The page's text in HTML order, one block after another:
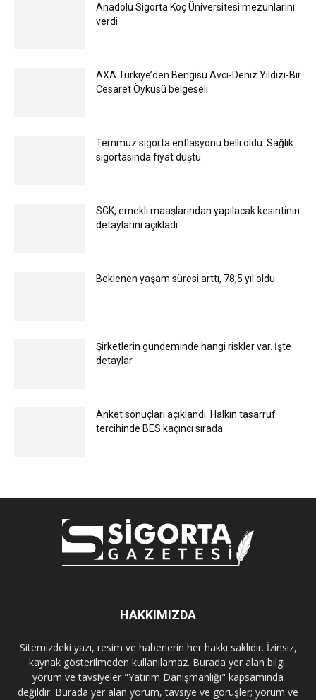
Anadolu Sigorta Koç Üniversitesi mezunlarını
verdi
AXA Türkiye’den Bengisu Avcı-Deniz Yıldızı-Bir
Cesaret Öyküsü belgeseli
Temmuz sigorta enflasyonu belli oldu: Sağlık
sigortasında fiyat düştü
SGK, emekli maaşlarından yapılacak kesintinin
detaylarını açıkladı
Beklenen yaşam süresi arttı, 78,5 yıl oldu
Şirketlerin gündeminde hangi riskler var. İşte
detaylar
Anket sonuçları açıklandı. Halkın tasarruf
tercihinde BES kaçıncı sırada
HAKKIMIZDA
Sitemizdeki yazı, resim ve haberlerin her hakkı saklıdır. İzinsiz,
kaynak gösterilmeden kullanılamaz. Burada yer alan bilgi,
yorum ve tavsiyeler "Yatırım Danışmanlığı" kapsamında
değildir. Burada yer alan yorum, tavsiye ve görüşler; yorum ve